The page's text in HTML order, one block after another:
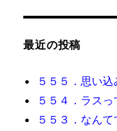
ョ
ン
最近の投稿
５５５．思い
５５４．ラス
５５３．なん